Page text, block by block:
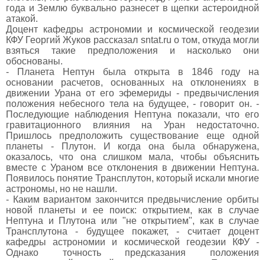
года и Землю буквально разнесет в щепки астероидной
атакой.
Доцент кафедры астрономии и космической геодезии
КФУ Георгий Жуков рассказал sntat.ru о том, откуда могли
взяться такие предположения и насколько они
обоснованы.
- Планета Нептун была открыта в 1846 году на
основании расчетов, основанных на отклонениях в
движении Урана от его эфемериды - предвычисления
положения небесного тела на будущее, - говорит он. -
Последующие наблюдения Нептуна показали, что его
гравитационного влияния на Уран недостаточно.
Пришлось предположить существование еще одной
планеты - Плутон. И когда она была обнаружена,
оказалось, что она слишком мала, чтобы объяснить
вместе с Ураном все отклонения в движении Нептуна.
Появилось понятие Трансплутон, который искали многие
астрономы, но не нашли.
- Каким вариантом закончится предвычисление орбиты
новой планеты и ее поиск: открытием, как в случае
Нептуна и Плутона или "не открытием", как в случае
Трансплутона - будущее покажет, - считает доцент
кафедры астрономии и космической геодезии КФУ -
Однако точность предсказания положения